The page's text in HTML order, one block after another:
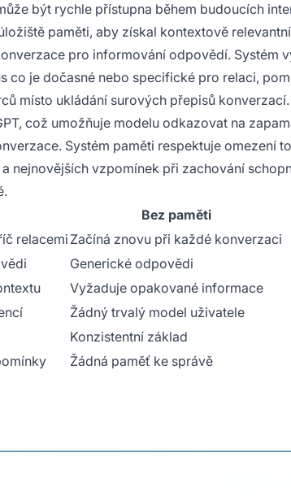
být rychle přístupna během budoucích
paměti, aby získal kontextově
pro informování odpovědí. Systém
co je dočasné nebo specifické pro relaci,
místo ukládání surových přepisů
což umožňuje modelu odkazovat na
Systém paměti respektuje omezení
nejnovějších vzpomínek při zachování
Bez paměti
relacemi Začíná znovu při každé konverzaci
Generické odpovědi
Vyžaduje opakované informace
Žádný trvalý model uživatele
Konzistentní základ
Žádná paměť ke správě